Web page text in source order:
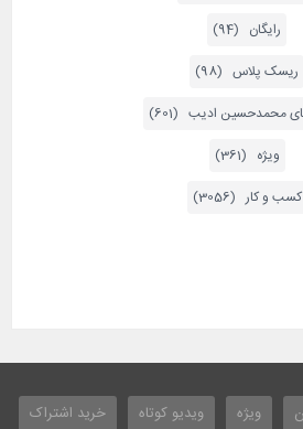
رایگان (94)
ریسک پلاس (98)
محمدحسین ادیب (601)
ویژه (361)
کسب و کار (3056)
ویژه ویدیو کوتاه خرید اشتراک